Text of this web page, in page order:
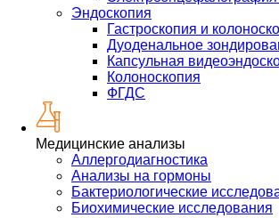
Эндоскопия
Гастроскопия и
Дуоденальное
Капсульная
Колоноскопия
ФГДС
Медицинские анализы
Аллергодиагностика
Анализы на гормоны
Бактериологические
Биохимические исследования